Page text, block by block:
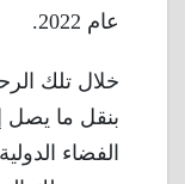
عام 2022.
خلال تلك
بنقل ما يصل
الفضاء